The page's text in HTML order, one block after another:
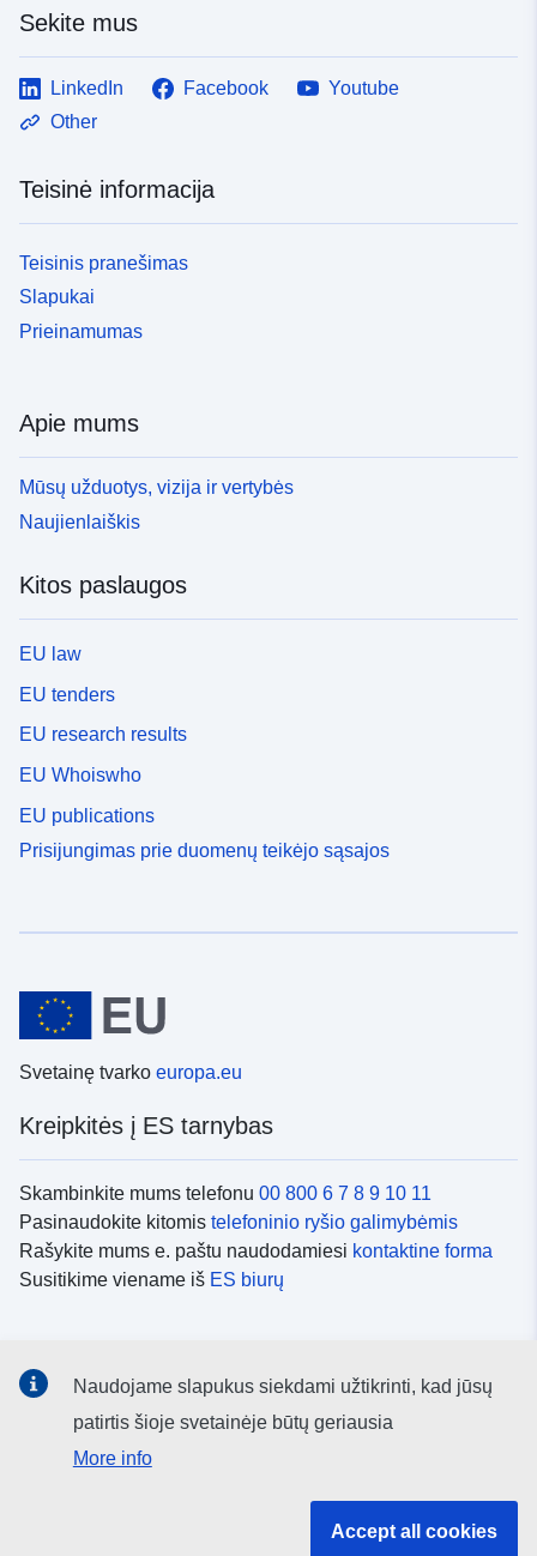
Sekite mus
LinkedIn Facebook
Youtube
Other
Teisinė informacija
Teisinis pranešimas
Slapukai
Prieinamumas
Apie mums
Mūsų užduotys, vizija ir vertybės
Naujienlaiškis
Kitos paslaugos
EU law
EU tenders
EU research results
EU Whoiswho
EU publications
Prisijungimas prie duomenų teikėjo sąsajos
Svetainę tvarko europa.eu
Kreipkitės į ES tarnybas
Skambinkite mums telefonu 00 800 6 7 8 9 10 11
Pasinaudokite kitomis telefoninio ryšio galimybėmis
Rašykite mums e. paštu naudodamiesi kontaktine forma
Susitikime viename iš ES biurų
socialinių tinklų kanalai
Naudojame slapukus siekdami užtikrinti, kad jūsų
patirtis šioje svetainėje būtų geriausia
More info
Accept all cookies